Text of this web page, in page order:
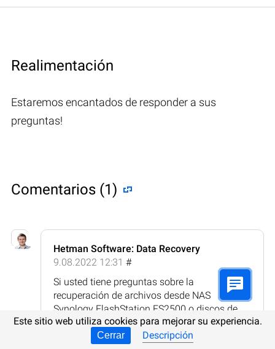
Realimentación
Estaremos encantados de responder a sus
preguntas!
Comentarios (1)
Hetman Software: Data Recovery
9.08.2022 12:31 #
Si usted tiene preguntas sobre la
recuperación de archivos desde NAS
Synology FlashStation FS2500 o discos de
otros fabricantes, después de eliminación o
formateo, ¡hágalas en los comentarios!
Este sitio web utiliza cookies para mejorar su experiencia.
Cerrar Descripción